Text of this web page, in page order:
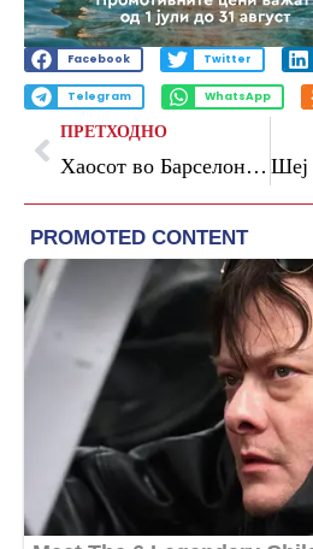
Facebook Twitter
Telegram WhatsApp
ПРЕТХОДНО
Хаосот во Барселона заврши со победа на Диџанантонио